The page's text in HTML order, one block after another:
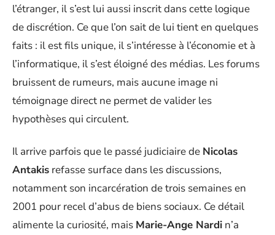
l’étranger, il s’est lui aussi inscrit dans cette logique
de discrétion. Ce que l’on sait de lui tient en quelques
faits : il est fils unique, il s’intéresse à l’économie et à
l’informatique, il s’est éloigné des médias. Les forums
bruissent de rumeurs, mais aucune image ni
témoignage direct ne permet de valider les
hypothèses qui circulent.
Il arrive parfois que le passé judiciaire de Nicolas
Antakis refasse surface dans les discussions,
notamment son incarcération de trois semaines en
2001 pour recel d’abus de biens sociaux. Ce détail
alimente la curiosité, mais Marie-Ange Nardi n’a